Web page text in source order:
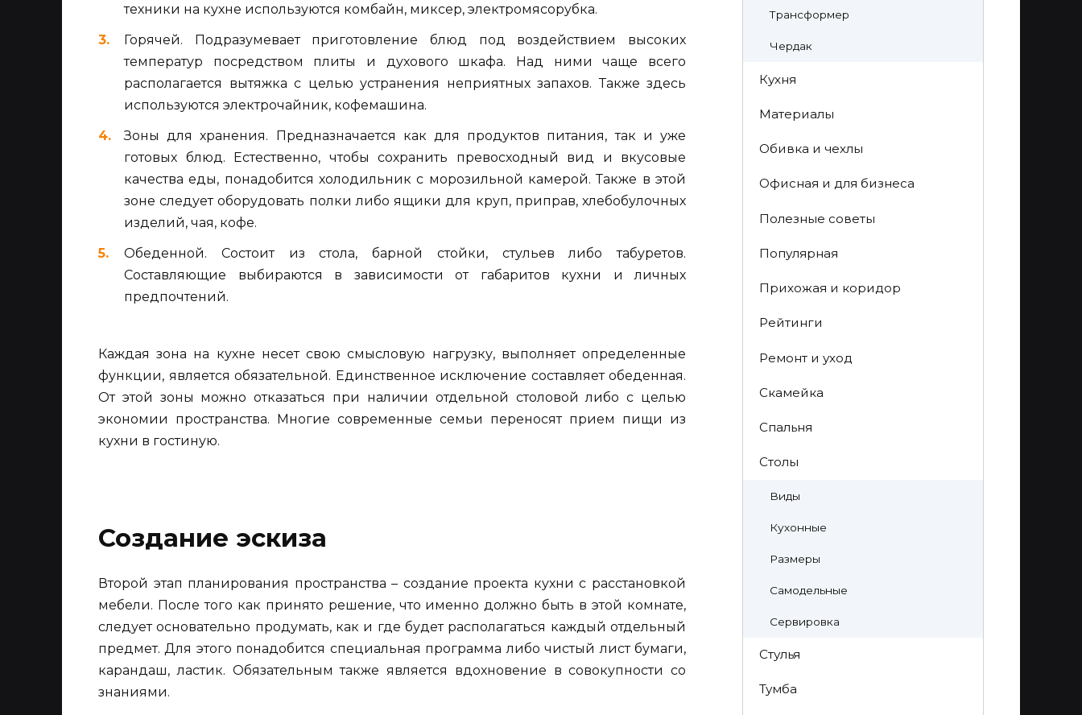
техники на кухне используются комбайн, миксер, электромясорубка.
Горячей. Подразумевает приготовление блюд под воздействием высоких
температур посредством плиты и духового шкафа. Над ними чаще всего
располагается вытяжка с целью устранения неприятных запахов. Также здесь
используются электрочайник, кофемашина.
Зоны для хранения. Предназначается как для продуктов питания, так и уже
готовых блюд. Естественно, чтобы сохранить превосходный вид и вкусовые
качества еды, понадобится холодильник с морозильной камерой. Также в этой
зоне следует оборудовать полки либо ящики для круп, приправ, хлебобулочных
изделий, чая, кофе.
Обеденной. Состоит из стола, барной стойки, стульев либо табуретов.
Составляющие выбираются в зависимости от габаритов кухни и личных
предпочтений.
Каждая зона на кухне несет свою смысловую нагрузку, выполняет определенные
функции, является обязательной. Единственное исключение составляет обеденная.
От этой зоны можно отказаться при наличии отдельной столовой либо с целью
экономии пространства. Многие современные семьи переносят прием пищи из
кухни в гостиную.
Создание эскиза
Второй этап планирования пространства – создание проекта кухни с расстановкой
мебели. После того как принято решение, что именно должно быть в этой комнате,
следует основательно продумать, как и где будет располагаться каждый отдельный
предмет. Для этого понадобится специальная программа либо чистый лист бумаги,
карандаш, ластик. Обязательным также является вдохновение в совокупности со
знаниями.
Трансформер
Чердак
Кухня
Материалы
Обивка и чехлы
Офисная и для бизнеса
Полезные советы
Популярная
Прихожая и коридор
Рейтинги
Ремонт и уход
Скамейка
Спальня
Столы
Виды
Кухонные
Размеры
Самодельные
Сервировка
Стулья
Тумба